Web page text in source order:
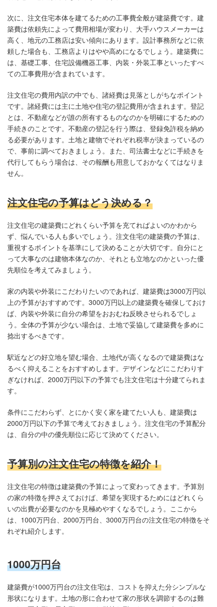
次に、注文住宅本体を建てるための工事費全般が建築費です。建
築費は依頼先によって費用相場が変わり、大手ハウスメーカーは
高く、地元の工務店は安い傾向にあります。設計事務所などに依
頼した場合も、工務店よりはやや高めになるでしょう。建築費に
は、基礎工事、住宅設備機器工事、内装・外装工事といったすべ
ての工事費用が含まれています。
注文住宅の費用内訳の中でも、諸経費は見落としがちなポイント
です。諸経費には主に土地や住宅の登記費用が含まれます。登記
とは、不動産などが誰の所有するものなのかを明確にするための
手続きのことです。不動産の登記を行う際は、登録免許税を納め
る必要があります。土地と建物でそれぞれ税率が決まっているの
で、事前に調べておきましょう。また、司法書士などに手続きを
代行してもらう場合は、その報酬も用意しておかなくてはなりま
せん。
注文住宅の予算はどう決める？
注文住宅の建築費にどれくらい予算を充てればよいのかわから
ず、悩んでいる人も多いでしょう。注文住宅の建築費の予算は、
重視するポイントを基準にして決めることが大切です。自分にと
って大事なのは建物本体なのか、それとも立地なのかといった優
先順位を考えてみましょう。
家の内装や外装にこだわりたいのであれば、建築費は3000万円以
上の予算がおすすめです。3000万円以上の建築費を確保しておけ
ば、内装や外装に自分の希望をおおむね反映させられるでしょ
う。全体の予算が少ない場合は、土地で妥協して建築費を多めに
捻出するべきです。
駅近などの好立地を望む場合、土地代が高くなるので建築費はな
るべく抑えることをおすすめします。デザインなどにこだわりす
ぎなければ、2000万円以下の予算でも注文住宅は十分建てられま
す。
条件にこだわらず、とにかく安く家を建てたい人も、建築費は
2000万円以下の予算で考えておきましょう。注文住宅の予算配分
は、自分の中の優先順位に応じて決めてください。
予算別の注文住宅の特徴を紹介！
注文住宅の特徴は建築費の予算によって変わってきます。予算別
の家の特徴を押さえておけば、希望を実現するためにはどれくら
いの出費が必要なのかを見極めやすくなるでしょう。ここから
は、1000万円台、2000万円台、3000万円台の注文住宅の特徴をそ
れぞれ紹介します。
1000万円台
建築費が1000万円台の注文住宅は、コストを抑えた分シンプルな
形状になります。土地の形に合わせて家の形状を調節するのは難